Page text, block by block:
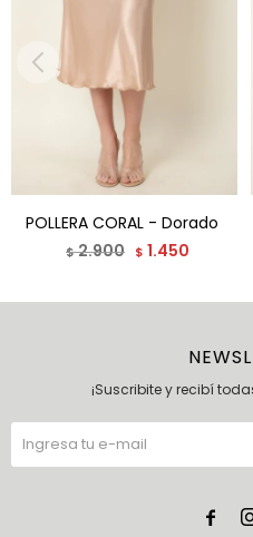
POLLERA CORAL - Dorado
$2.900 $ 1.450
¡Suscribite y recibí
